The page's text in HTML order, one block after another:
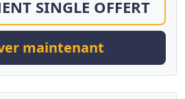
SINGLE OFFERT
maintenant